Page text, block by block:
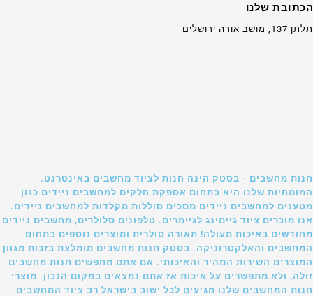
הכתובת שלנו
תלתן 137, מושב אורה ירושלים
חנות מחשבים - בסטק הינה חנות לציוד מחשבים באינטרנט.
המומחיות שלנו היא בתחום אספקת חלקים למחשבים ניידים כגון
מטענים למחשבים ניידים מסכים סוללות מקלדות למחשבים ניידים.
אנו מוכרים ציוד גיימינג לגיימרים. טלפונים סלולרים, מחשבים ניידים
מחודשים באיכות מעולה! תאורה סולרית ומוצרים נוספים בתחום
המחשבים והאלקטרוניקה. בסטק חנות מחשבים מומלצת בזכות מגוון
המוצרים השירות המהיר והאיכותי. אם אתם מחפשים חנות מחשבים
זולה, ולא מתפשרים על איכות אז אתם נמצאים במקום הנכון. מוצרי
חנות המחשבים שלנו מגיעים לכל ישוב בישראל רב ציוד המחשבים